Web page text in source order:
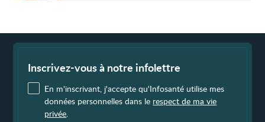
Inscrivez-vous à notre infolettre
En m'inscrivant, j'accepte qu'Infosanté utilise mes
données personnelles dans le respect de ma vie
privée